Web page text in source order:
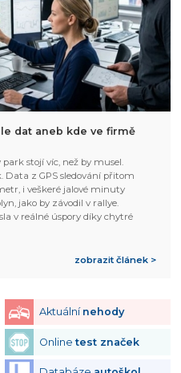
dat aneb kde ve firmě
stojí víc, než by musel.
Data z GPS sledování přitom
i veškeré jalové minuty
jako by závodil v rallye.
v reálné úspory díky chytré
zobrazit článek >
Aktuální nehody
Onlinetest značek